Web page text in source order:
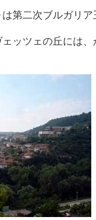
第二次ブルガリ
ッツェの丘には